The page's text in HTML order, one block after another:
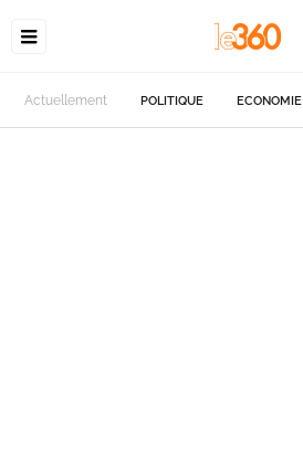
Actuellement POLITIQUE ECONOMIE